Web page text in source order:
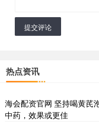
提交评论
热点资讯
海会配资官网 坚持喝黄芪
中药，效果或更佳